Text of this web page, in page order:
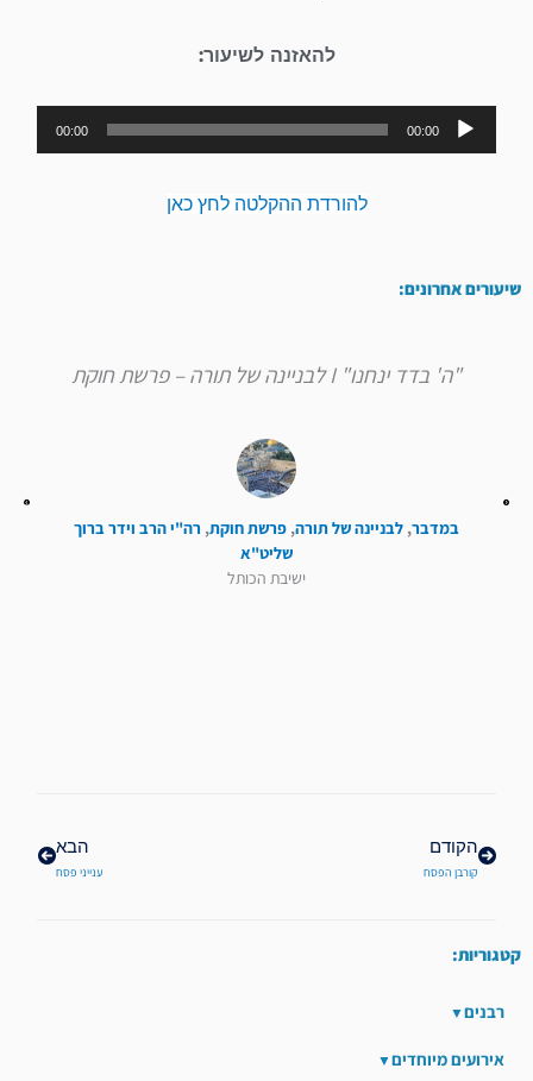
להאזנה לשיעור:
נגן
אודיו
00:00
00:00
להורדת ההקלטה לחץ כאן
שיעורים אחרונים:
"ה' בדד ינחנו" I לבניינה של תורה – פרשת חוקת
במדבר, לבניינה של תורה, פרשת חוקת, רה"י הרב וידר ברוך
שליט"א
ישיבת הכותל
הקודם
קורבן הפסח
הבא
ענייני פסח
קטגוריות:
רבנים
אירועים מיוחדים